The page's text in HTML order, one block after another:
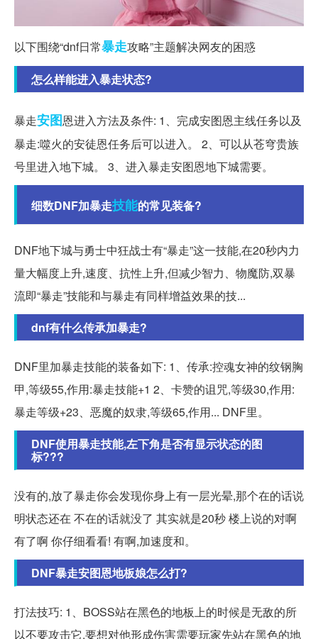
以下围绕“dnf日常暴走攻略”主题解决网友的困惑
怎么样能进入暴走状态?
暴走安图恩进入方法及条件: 1、完成安图恩主线任务以及
暴走:噬火的安徒恩任务后可以进入。 2、可以从苍穹贵族
号里进入地下城。 3、进入暴走安图恩地下城需要。
细数DNF加暴走技能的常见装备?
DNF地下城与勇士中狂战士有“暴走”这一技能,在20秒内力
量大幅度上升,速度、抗性上升,但减少智力、物魔防,双暴
流即“暴走”技能和与暴走有同样增益效果的技...
dnf有什么传承加暴走?
DNF里加暴走技能的装备如下: 1、传承:控魂女神的纹钢胸
甲,等级55,作用:暴走技能+1 2、卡赞的诅咒,等级30,作用:
暴走等级+23、恶魔的奴隶,等级65,作用... DNF里。
DNF使用暴走技能,左下角是否有显示状态的图
标???
没有的,放了暴走你会发现你身上有一层光晕,那个在的话说
明状态还在 不在的话就没了 其实就是20秒 楼上说的对啊
有了啊 你仔细看看! 有啊,加速度和。
DNF暴走安图恩地板娘怎么打?
打法技巧: 1、BOSS站在黑色的地板上的时候是无敌的所
以不要攻击它,要想对他形成伤害需要玩家先站在黑色的地